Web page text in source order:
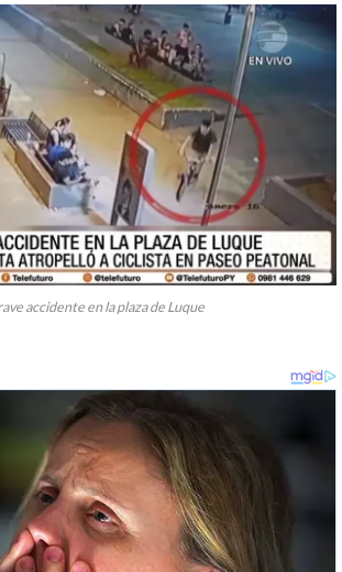
accidente en la plaza de Luque